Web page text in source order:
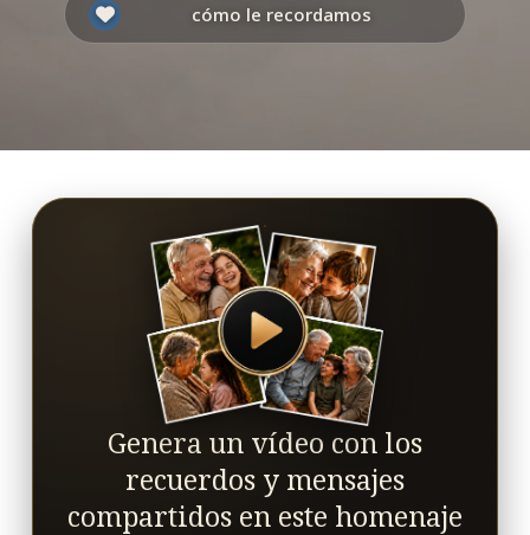
cómo le recordamos
Genera un vídeo con los
recuerdos y mensajes
compartidos en este homenaje